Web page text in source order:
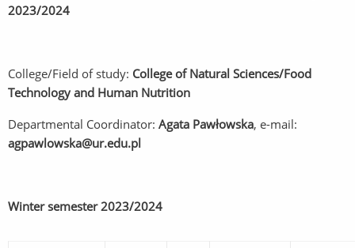
2023/2024
College/Field of study: College of Natural Sciences/Food
Technology and Human Nutrition
Departmental Coordinator: Agata Pawłowska, e-mail:
agpawlowska@ur.edu.pl
Winter semester2023/2024